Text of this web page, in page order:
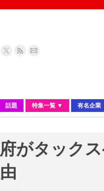
話題 特集一覧 ▼ 有名企業
がタック